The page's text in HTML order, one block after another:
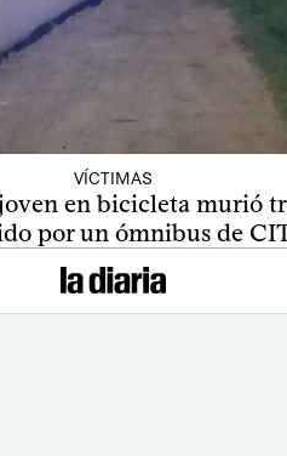
VÍCTIMAS
en bicicleta murió
por un ómnibus de